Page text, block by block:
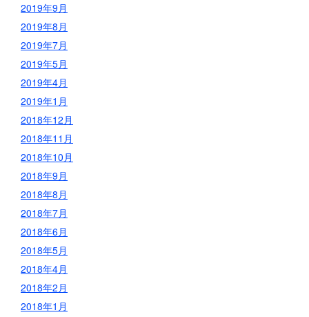
2019年9月
2019年8月
2019年7月
2019年5月
2019年4月
2019年1月
2018年12月
2018年11月
2018年10月
2018年9月
2018年8月
2018年7月
2018年6月
2018年5月
2018年4月
2018年2月
2018年1月